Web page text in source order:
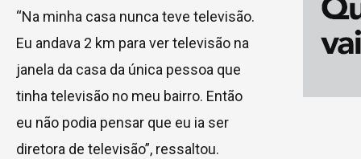
“Na minha casa nunca teve televisão.
Eu andava 2 km para ver televisão na
janela da casa da única pessoa que
tinha televisão no meu bairro. Então
eu não podia pensar que eu ia ser
diretora de televisão”, ressaltou.